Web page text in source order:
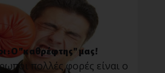
: Ο "καθρέφτης" μας!
πολλές φορές είναι ο